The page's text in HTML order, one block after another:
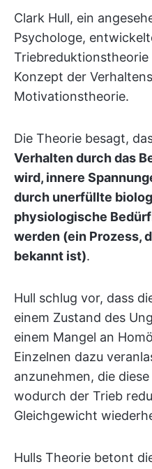
Clark Hull, ein
Psychologe,
Triebreduktionstheorie
Konzept der
Motivationstheorie.
Die Theorie besagt,
Verhalten durch das
wird, innere
durch unerfüllte
physiologische
werden (ein Prozess,
bekannt ist).
Hull schlug vor, dass
einem Zustand des
einem Mangel an
Einzelnen dazu
anzunehmen, die
wodurch der Trieb
Gleichgewicht
Hulls Theorie betont